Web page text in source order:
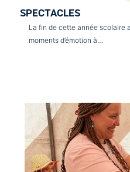
SPECTACLES
La fin de cette année scolaire
moments d’émotion à…